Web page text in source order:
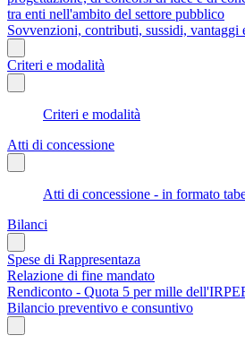
tra enti nell'ambito del settore pubblico
Sovvenzioni, contributi, sussidi, vantaggi
Criteri e modalità
Criteri e modalità
Atti di concessione
Atti di concessione - in formato
Bilanci
Spese di Rappresentaza
Relazione di fine mandato
Rendiconto - Quota 5 per mille
Bilancio preventivo e consuntivo